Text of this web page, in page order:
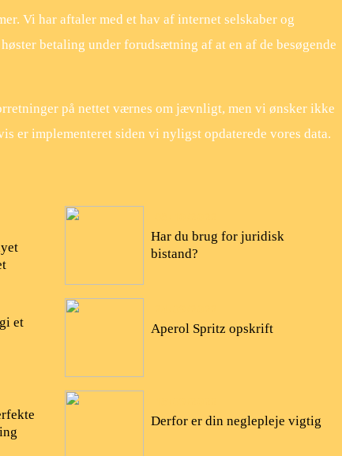
Vi har aftaler med et hav af internet selskaber og
betaling under forudsætning af at en af de besøgende
på nettet værnes om jævnligt, men vi ønsker ikke
er implementeret siden vi nyligst opdaterede vores data.
et
Har du brug for juridisk
bistand?
Aperol Spritz opskrift
Derfor er din neglepleje vigtig